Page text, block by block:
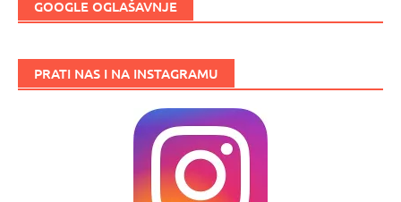
GOOGLE OGLAŠAVNJE
PRATI NAS I NA INSTAGRAMU